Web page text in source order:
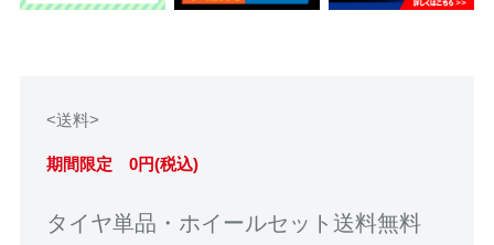
<送料>
期間限定 0円(税込)
タイヤ単品・ホイールセット送料無料